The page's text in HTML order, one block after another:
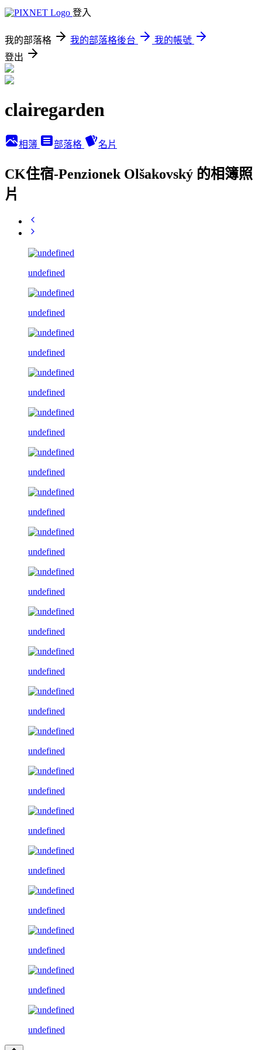
登入
我的部落格 我的部落格後台
我的帳號
登出
clairegarden
相簿 部落格 名片
CK住宿-Penzionek Olšakovský 的相簿照
片
undefined
undefined
undefined
undefined
undefined
undefined
undefined
undefined
undefined
undefined
undefined
undefined
undefined
undefined
undefined
undefined
undefined
undefined
undefined
undefined